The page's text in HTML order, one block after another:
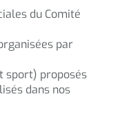
du Comité
par
sport) proposés
dans nos